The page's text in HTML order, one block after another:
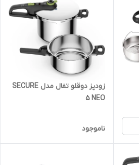
زودپز دوقلو تفال مدل SECURE
5 NEO
ناموجود